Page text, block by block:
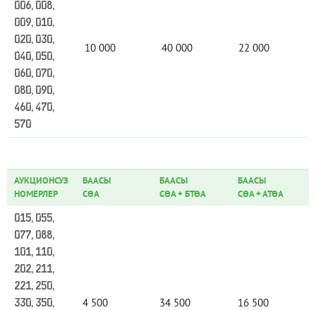
006, 008,
009, 010,
020, 030,
040, 050,
060, 070,
080, 090,
460, 470,
570
10 000 40 000 22 000
АУКЦИОНСУЗ
НОМЕРЛЕР
БААСЫ
СӨА
БААСЫ
СӨА+БТӨА
БААСЫ
СӨА+АТӨА
015, 055,
077, 088,
101, 110,
202, 211,
221, 250,
330, 350,
4 500 34 500 16 500